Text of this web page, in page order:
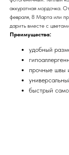
аккуратная мордочка.
февраля, 8 Марта или
дарить вместе с
Преимущества:
удобный
прочные швы
быстрый